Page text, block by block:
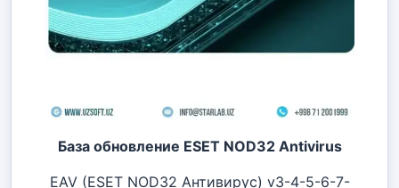
База обновление ESET NOD32 Antivirus
EAV (ESET NOD32 Антивирус) v3-4-5-6-7-